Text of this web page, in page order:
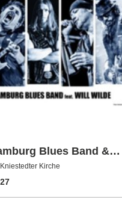
Blues Band &
Kirche